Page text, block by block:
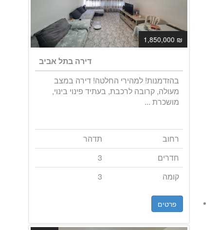
₪ 1,850,000
דירה בתל אביב
בהזדמנות! למהירי החלטה! דירה במצב
מעולה, קרובה לרכבת, בעתיד פינוי בינוי,
מושכרת ...
רחוב
תדהר
חדרים
3
קומה
3
פרטים